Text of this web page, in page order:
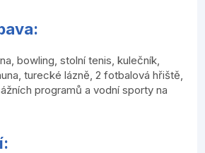
bowling, stolní tenis, kulečník,
turecké lázně, 2 fotbalová hřiště,
programů a vodní sporty na